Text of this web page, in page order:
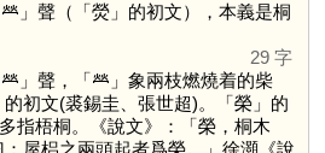
𤇾 」聲（「熒」的初文），本義是桐
29 字
𤇾 」聲，「𤇾 」象兩枝燃燒着的柴
的初文(裘錫圭、張世超)。「榮」的
指梧桐。《說文》：「榮，桐木